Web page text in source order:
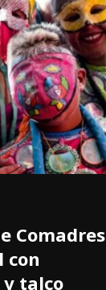
Comadres
con
y talco